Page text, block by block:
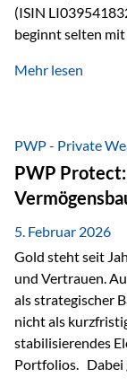
(ISIN
beginnt selten mit
was bekommen –
bei größeren
Mehr lesen
PWP - Private
PWP
5. Februar 2026
Gold steht seit
und Vertrauen.
als strategischer
nicht als
stabilisierendes
Portfolios. Dabei gilt: Kurzfristige Kursrückgänge und